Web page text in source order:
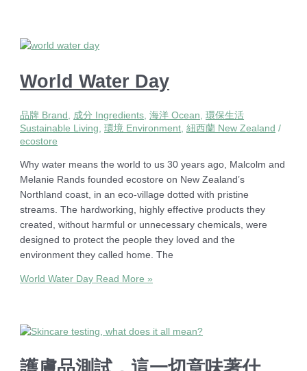
World Water Day
品牌 Brand 成分 Ingredients ,海洋 Ocean ,環保生活
Sustainable Living ,環境 Environment ,紐西蘭 New Zealand /
ecostore
Why water means the world to us 30 years ago, Malcolm and
Melanie Rands founded ecostore on New Zealand’s
Northland coast, in an eco-village dotted with pristine
streams. The hardworking, highly effective products they
created, without harmful or unnecessary chemicals, were
designed to protect the people they loved and the
environment they called home. The
World Water Day Read More »